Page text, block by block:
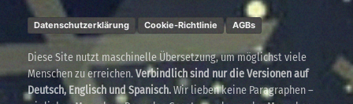
Datenschutzerklärung Cookie-Richtlinie AGBs
Diese Site nutzt maschinelle Übersetzung, um möglichst viele
Menschen zu erreichen.Verbindlich sind nur die Versionen auf
Deutsch, Englisch und Spanisch.Wir lieben keine Paragraphen –